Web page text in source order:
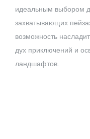
идеальным выбором
захватывающих
возможность
дух приключений и
ландшафтов.